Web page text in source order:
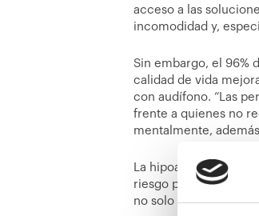
acceso a las
incomodidad y,
Sin embargo, el 96%
calidad de vida
con audífono. “Las
frente a quienes no
mentalmente,
La hipoacusia, o
riesgo para el
no solo mejora la